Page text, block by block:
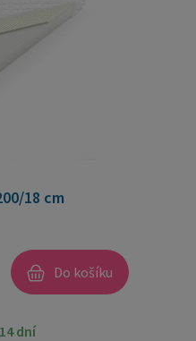
18 cm
Do košíku
14 dní